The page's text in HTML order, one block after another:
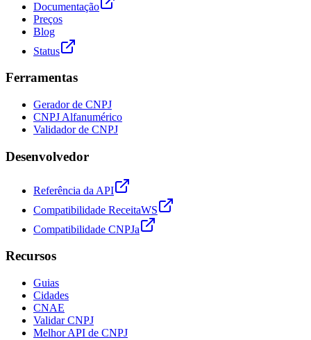
Documentação
Preços
Blog
Status
Ferramentas
Gerador de CNPJ
CNPJ Alfanumérico
Validador de CNPJ
Desenvolvedor
Referência da API
Compatibilidade ReceitaWS
Compatibilidade CNPJa
Recursos
Guias
Cidades
CNAE
Validar CNPJ
Melhor API de CNPJ